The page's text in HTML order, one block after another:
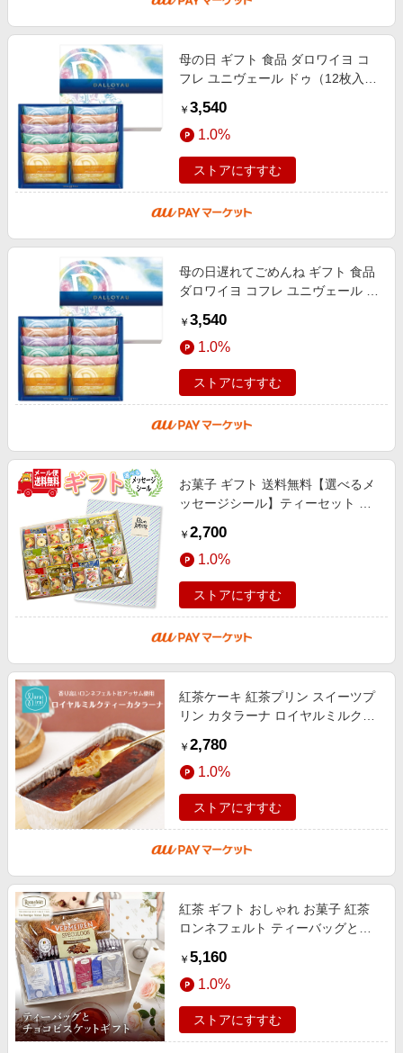
母の日 ギフト 食品 ダロワイヨ コ
フレ ユニヴェール ドゥ（12枚入）
￥ 3,540
1.0%
ストアにすすむ
母の日遅れてごめんね ギフト 食品
ダロワイヨ コフレ ユニヴェール ド
￥ 3,540
1.0%
ストアにすすむ
お菓子 ギフト 送料無料【選べるメ
ッセージシール】ティーセット プ
メール便 (omtmb9858g)【感謝 お
￥ 2,700
1.0%
ストアにすすむ
紅茶ケーキ 紅茶プリン スイーツプ
リン カタラーナ ロイヤルミルクテ
生日プレゼント プリン お取り寄
￥ 2,780
1.0%
ストアにすすむ
紅茶 ギフト おしゃれ お菓子 紅茶
ロンネフェルト ティーバッグとチ
グ ビスケット チョコ 内祝 御祝
￥ 5,160
1.0%
ストアにすすむ